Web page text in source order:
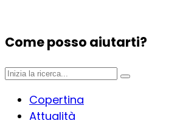
Come posso aiutarti?
Copertina
Attualità